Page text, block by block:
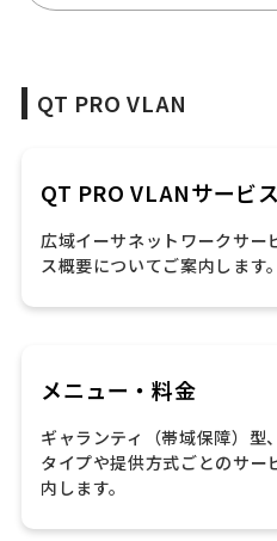
QT PRO VLAN
QT PRO VLANサービ
広域イーサネットワークサー
ス概要についてご案内します。
メニュー・料金
ギャランティ（帯域保障）型
タイプや提供方式ごとのサー
内します。